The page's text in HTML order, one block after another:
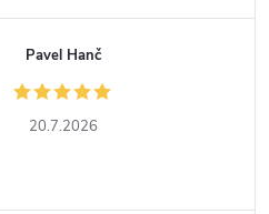
Pavel Hanč
20.7.2026